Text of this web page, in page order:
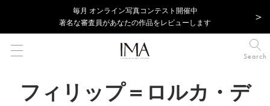
毎⽉ オンライン写真コンテスト開催中
著名な審査員があなたの作品をレビューします
Search
フィリップ＝ロルカ・デ